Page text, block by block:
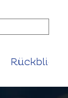
Rückblicke